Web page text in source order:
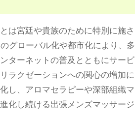
は宮廷や貴族のために特別に施さ
グローバル化や都市化により、多
ターネットの普及とともにサービ
ラクゼーションへの関心の増加に
し、アロマセラピーや深部組織マ
化し続ける出張メンズマッサージ